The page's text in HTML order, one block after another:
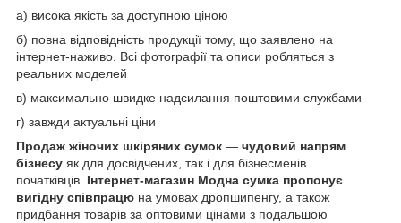
а) висока якість за доступною ціною
б) повна відповідність продукції тому, що заявлено на
інтернет-наживо. Всі фотографії та описи робляться з
реальних моделей
в) максимально швидке надсилання поштовими службами
г) завжди актуальні ціни
Продаж жіночих шкіряних сумок — чудовий напрям
бізнесу як для досвідчених, так і для бізнесменів
початківців. Інтернет-магазин Модна сумка пропонує
вигідну співпрацю на умовах дропшипенгу, а також
придбання товарів за оптовими цінами з подальшою